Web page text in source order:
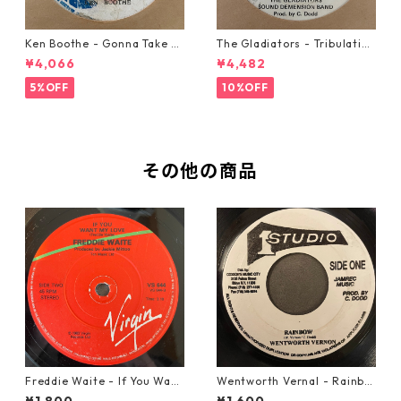
Ken Boothe - Gonna Take A
Miracle【7-21362】
¥4,066
5%OFF
The Gladiators - Tribulation
【7-21365】
¥4,482
10%OFF
その他の商品
Freddie Waite - If You Want
My Love【7-21943】
Wentworth Vernal - Rainbo
w【7-21940】